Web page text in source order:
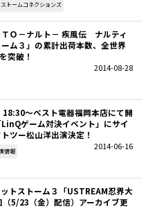
トームコネクションズ
ＴＯ－ナルト－ 疾風伝 ナルティ
ム３」の累計出荷本数、全世界
突破！
2014-08-28
～ベスト電器福岡本店にて開
ゲーム対決イベント」にサイ
ツー松山洋出演決定！
2014-06-16
情報
トストーム３「USTREAM忍界大
5/23（金）配信）アーカイブ更